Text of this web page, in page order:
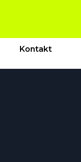
Kontakt